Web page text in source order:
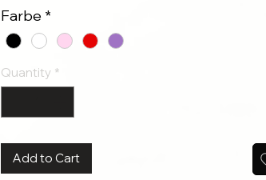
Farbe *
Quantity *
Add to Cart